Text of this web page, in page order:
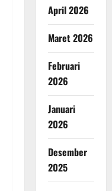
April 2026
Maret 2026
Februari
2026
Januari
2026
Desember
2025